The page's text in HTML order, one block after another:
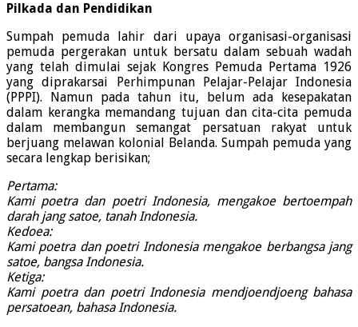
Pilkada dan Pendidikan
Sumpah pemuda lahir dari upaya organisasi-organisasi
pemuda pergerakan untuk bersatu dalam sebuah wadah
yang telah dimulai sejak Kongres Pemuda Pertama 1926
yang diprakarsai Perhimpunan Pelajar-Pelajar Indonesia
(PPPI). Namun pada tahun itu, belum ada kesepakatan
dalam kerangka memandang tujuan dan cita-cita pemuda
dalam membangun semangat persatuan rakyat untuk
berjuang melawan kolonial Belanda. Sumpah pemuda yang
secara lengkap berisikan;
Pertama:
Kami poetra dan poetri Indonesia, mengakoe bertoempah
darah jang satoe, tanah Indonesia.
Kedoea:
Kami poetra dan poetri Indonesia mengakoe berbangsa jang
satoe, bangsa Indonesia.
Ketiga:
Kami poetra dan poetri Indonesia mendjoendjoeng bahasa
persatoean, bahasa Indonesia.